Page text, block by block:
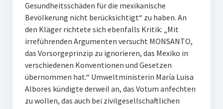
Gesundheitsschäden für die mexikanische
Bevölkerung nicht berücksichtigt“ zu haben. An
den Kläger richtete sich ebenfalls Kritik: „Mit
irreführenden Argumenten versucht MONSANTO,
das Vorsorgeprinzip zu ignorieren, das Mexiko in
verschiedenen Konventionen und Gesetzen
übernommen hat.“ Umweltministerin María Luisa
Albores kündigte derweil an, das Votum anfechten
zu wollen, das auch bei zivilgesellschaftlichen